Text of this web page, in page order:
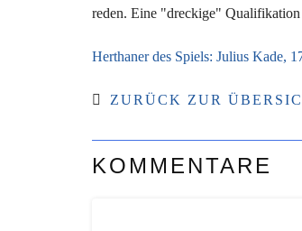
reden. Eine "dreckige" Qualifikation
Herthaner des Spiels: Julius Kade,
ZURÜCK ZUR
KOMMENTARE